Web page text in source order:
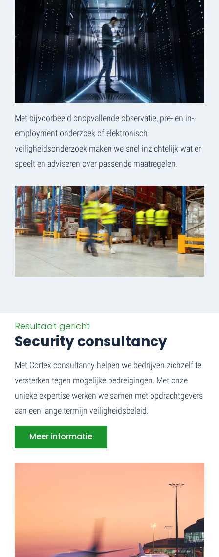
Met bijvoorbeeld onopvallende observatie, pre- en in-
employment onderzoek of elektronisch
veiligheidsonderzoek maken we snel inzichtelijk wat er
speelt en adviseren over passende maatregelen.
Resultaat gericht
Security consultancy
Met Cortex consultancy helpen we bedrijven zichzelf te
versterken tegen mogelijke bedreigingen. Met onze
unieke expertise werken we samen met opdrachtgevers
aan een lange termijn veiligheidsbeleid.
Meer informatie